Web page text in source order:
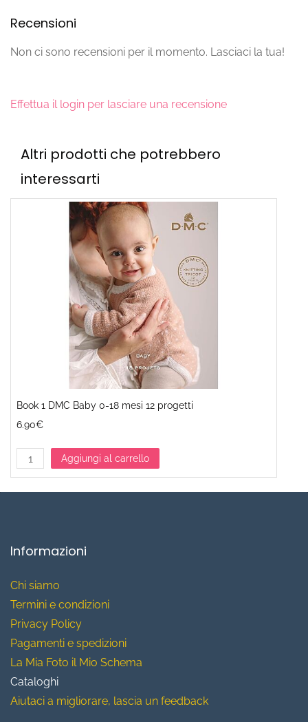
Recensioni
Non ci sono recensioni per il momento. Lasciaci la tua!
Effettua il login per lasciare una recensione
Altri prodotti che potrebbero
interessarti
Book 1 DMC Baby 0-18 mesi 12 progetti
6.90€
Aggiungi al carrello
Informazioni
Chi siamo
Termini e condizioni
Privacy Policy
Pagamenti e spedizioni
La Mia Foto il Mio Schema
Cataloghi
Aiutaci a migliorare, lascia un feedback